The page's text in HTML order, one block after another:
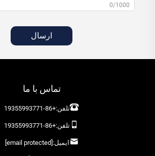
0/1000
ارسال
تماس با ما
تلفن:+86-19355993771
تلفن:+86-19355993771
ایمیل: